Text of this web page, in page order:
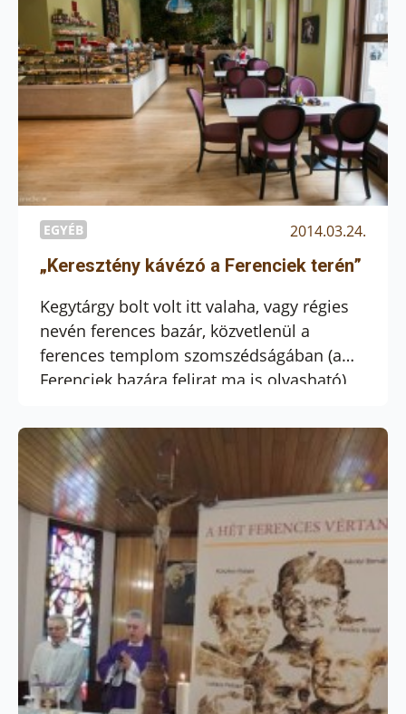
visszahallgatható.
EGYÉB 2014.03.24.
„Keresztény kávézó a Ferenciek terén”
Kegytárgy bolt volt itt valaha, vagy régies
nevén ferences bazár, közvetlenül a
ferences templom szomszédságában (a
Ferenciek bazára felirat ma is olvasható),
Főleg egy ilyen szép tágas helyiség az
újonnan átadott, felújított Ferenciek terén
– írja az Index hírportál.